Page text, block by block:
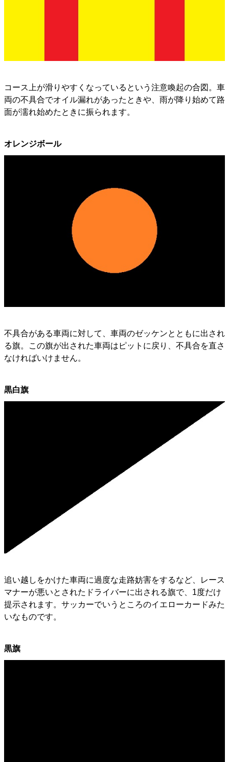
コース上が滑りやすくなっているという注意喚起の合図。車
両の不具合でオイル漏れがあったときや、雨が降り始めて路
面が濡れ始めたときに振られます。
オレンジボール
不具合がある車両に対して、車両のゼッケンとともに出され
る旗。この旗が出された車両はピットに戻り、不具合を直さ
なければいけません。
黒白旗
追い越しをかけた車両に過度な走路妨害をするなど、レース
マナーが悪いとされたドライバーに出される旗で、1度だけ
提示されます。サッカーでいうところのイエローカードみた
いなものです。
黒旗